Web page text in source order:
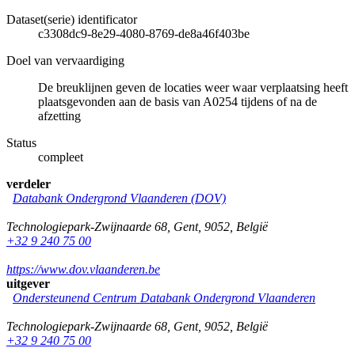
Dataset(serie) identificator
c3308dc9-8e29-4080-8769-de8a46f403be
Doel van vervaardiging
De breuklijnen geven de locaties weer waar verplaatsing heeft
plaatsgevonden aan de basis van A0254 tijdens of na de
afzetting
Status
compleet
verdeler
Databank Ondergrond Vlaanderen (DOV)
Technologiepark-Zwijnaarde 68 Gent, 9052 België
+32 9 240 75 00
https://www.dov.vlaanderen.be
uitgever
Ondersteunend Centrum Databank Ondergrond Vlaanderen
Technologiepark-Zwijnaarde 68 Gent, 9052 België
+32 9 240 75 00